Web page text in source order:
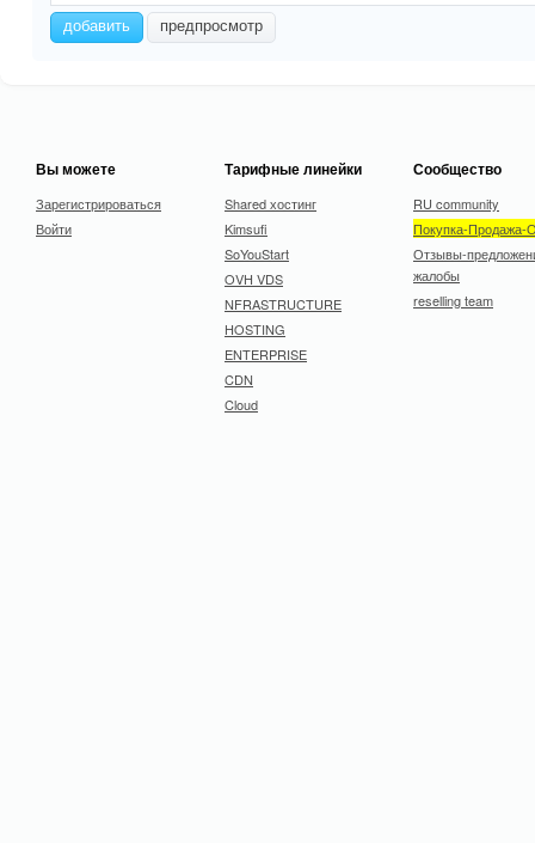
-
-
-
-
добавить предпросмотр
Вы можете
Зарегистрироваться
Войти
Тарифные линейки
Shared хостинг
Kimsufi
SoYouStart
OVH VDS
NFRASTRUCTURE
HOSTING
ENTERPRISE
CDN
Cloud
Сообщество
RU community
Покупка-Продажа-
Отзывы-
жалобы
reselling team